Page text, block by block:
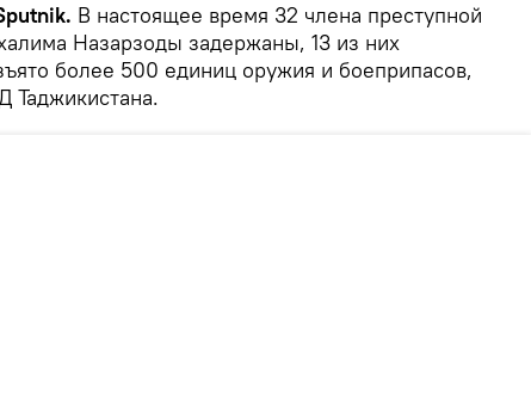
В настоящее время 32 члена преступной
Назарзоды задержаны, 13 из них
более 500 единиц оружия и боеприпасов,
Таджикистана.